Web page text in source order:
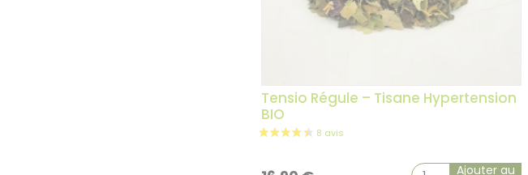
Tensio Régule – Tisane Hypertension
BIO
Ajouter au